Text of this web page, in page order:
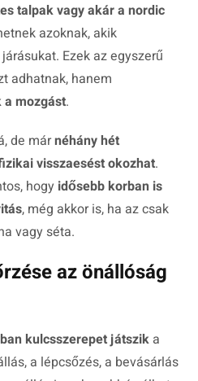
talpak vagy akár a nordic
azoknak, akik
Ezek az egyszerű
adhatnak, hanem
mozgást.
de márnéhány hét
visszaesést okozhat.
hogy idősebb korban is
, még akkor is, ha az csak
vagy séta.
az önállóság
kulcsszerepet játszik a
a lépcsőzés, a bevásárlás